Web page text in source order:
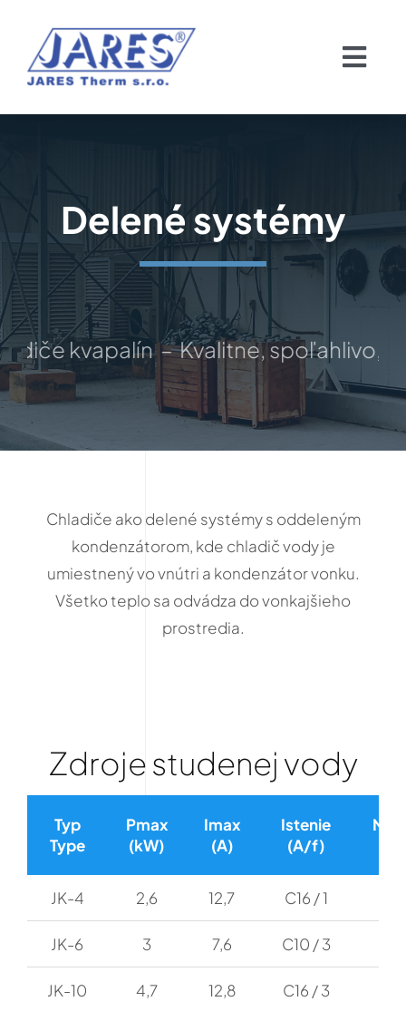
content
Domov
Chladiče
Servis chladičov
Pozvánka
Kontakt
Delené systémy
kvapalín – Kvalitne, spoľahlivo, na
Chladiče ako delené systémy s oddeleným
kondenzátorom, kde chladič vody je
umiestnený vo vnútri a kondenzátor vonku.
Všetko teplo sa odvádza do vonkajšieho
prostredia.
Zdroje studenej vody
Typ
Type
Pmax
(kW)
Imax
(A)
Istenie
(A/f)
JK-4 2,6 12,7 C16 / 1
JK-6 3 7,6 C10 / 3
JK-10 4,7 12,8 C16 / 3